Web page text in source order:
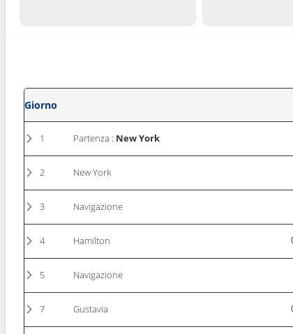
Giorno
1 Partenza : New York
2 New York
3 Navigazione
4 Hamilton
5 Navigazione
7 Gustavia